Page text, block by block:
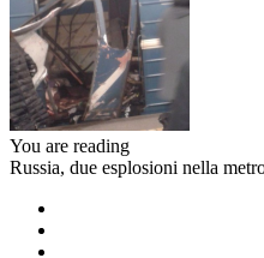
You are reading
Russia, due esplosioni nella